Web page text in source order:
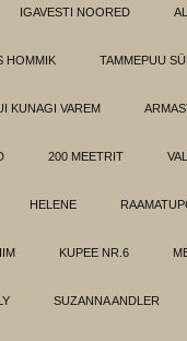
IGAVESTI NOORED
HOMMIK TAMMEPUU
KUNAGI VAREM
200 MEETRIT
HELENE
KUPEE NR.6
SUZANNA ANDLER